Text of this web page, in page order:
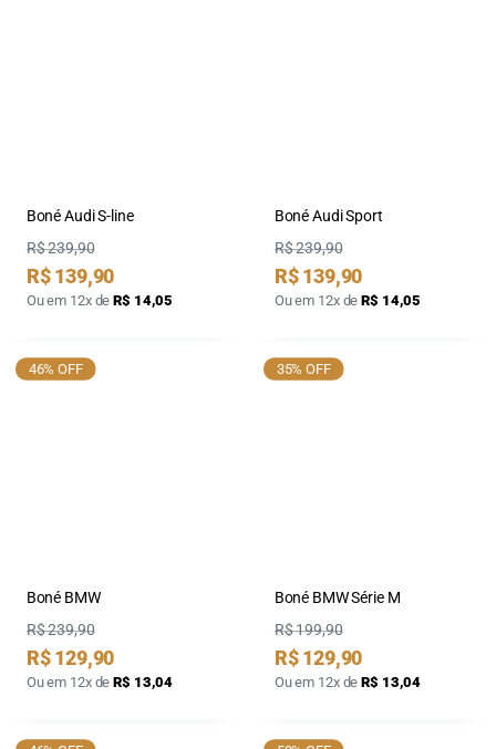
Boné Audi S-line
Preço
por
R$ 139,90
Preço
R$ 239,90
Ou em 12x deR$ 14,05
Boné Audi Sport
Preço
por
R$ 139,90
Preço
R$ 239,90
Ou em 12x deR$ 14,05
46% OFF
Boné BMW
Preço
por
R$ 129,90
Preço
R$ 239,90
Ou em 12x deR$ 13,04
35% OFF
Boné BMW Série M
Preço
por
R$ 129,90
Preço
R$ 199,90
Ou em 12x deR$ 13,04